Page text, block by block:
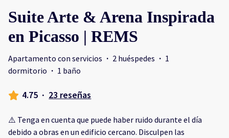
Suite Arte & Arena Inspirada
en Picasso | REMS
Apartamento con servicios · 2 huéspedes · 1
dormitorio · 1 baño
4.75 · 23 reseñas
⚠️ Tenga en cuenta que puede haber ruido durante el día
debido a obras en un edificio cercano. Disculpen las